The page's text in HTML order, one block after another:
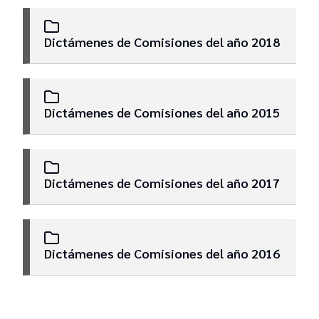
Dictamenes de Comisiones
Resoluciones Plenario
Dictámenes de Comisiones del año 2018
Dictámenes de Comisiones del año 2015
Dictámenes de Comisiones del año 2017
Dictámenes de Comisiones del año 2016